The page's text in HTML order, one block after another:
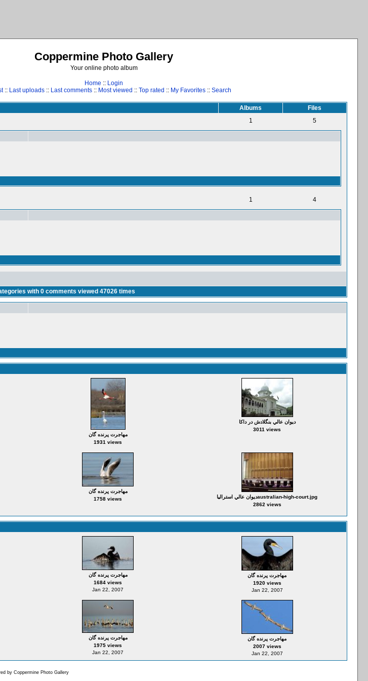
Coppermine Photo Gallery
Your online photo album
Home :: Login
:: Last uploads :: Last comments :: Most viewed :: Top rated :: My Favorites :: Search
Albums
Files
1 5
1 4
with 0comments viewed 47026times
مهاجرت پرنده گان
1931 views
ديوان عالي بنگلادش در داكا
3011 views
مهاجرت پرنده گان
1758 views
ديوان عالي استرالياaustralian-high-court.jpg
2862 views
مهاجرت پرنده گان
1684 views
Jan 22, 2007
مهاجرت پرنده گان
1920 views
Jan 22, 2007
مهاجرت پرنده گان
1975 views
Jan 22, 2007
مهاجرت پرنده گان
2007 views
Jan 22, 2007
by Coppermine Photo Gallery